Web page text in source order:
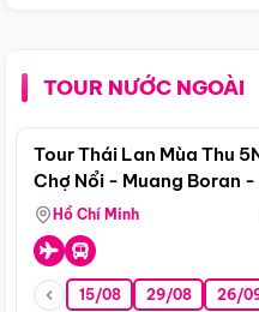
TOUR NƯỚC NGOÀI
Tour Thái Lan Mùa Thu
Chợ Nổi - Muang Boran
Hồ Chí Minh
15/08 29/08 26/